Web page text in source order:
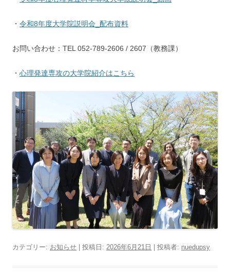
・ 令和8年度大学院説明会_配布資料
お問い合わせ：TEL 052-789-2606 / 2607（教務課）
・ 心理発達専攻の大学院紹介はこちら
カテゴリー: お知らせ | 投稿日: 2026年6月21日 投稿者: nuedupsy